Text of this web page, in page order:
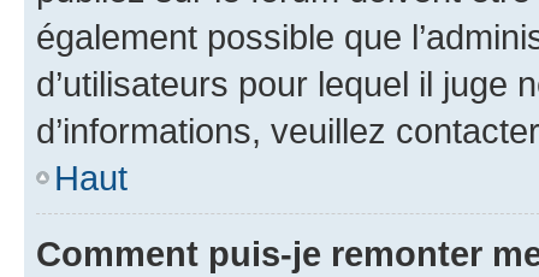
également possible que
d’utilisateurs pour lequel il juge
d’informations, veuillez
Haut
Comment puis-je remonter